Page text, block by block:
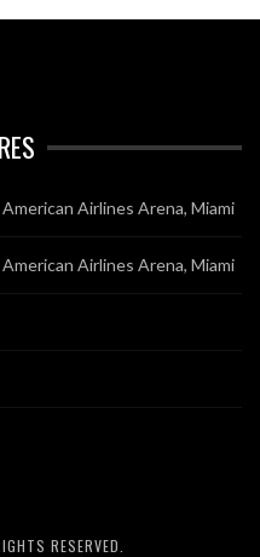
Airlines Arena, Miami
Airlines Arena, Miami
RESERVED.